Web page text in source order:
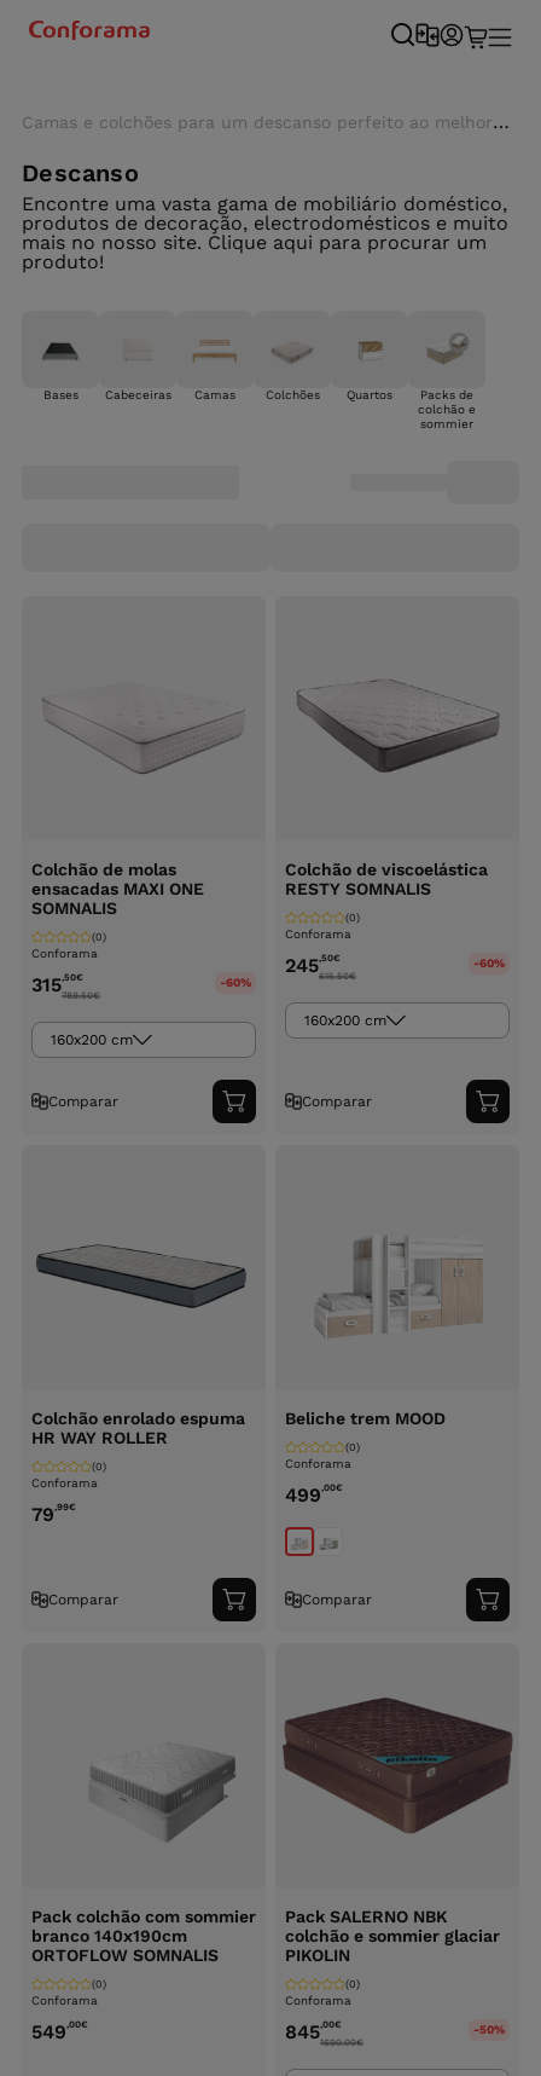
Camas e colchões para um descanso perfeito ao melhor preço - Conforama
Descanso
Encontre uma vasta gama de mobiliário doméstico,
produtos de decoração, electrodomésticos e muito
mais no nosso site. Clique aqui para procurar um
produto!
Bases Cabeceiras Camas Colchões Quartos
Packs de
colchão e
sommier
Colchão de molas
ensacadas MAXI ONE
SOMNALIS
Conforama
(0)
315,50€
789.50€
-60%
160x200 cm
Comparar
Adicionar
ao
Colchão de viscoelástica
RESTY SOMNALIS
Conforama
(0)
245,50€
615.50€
-60%
160x200 cm
Comparar
ao
Colchão enrolado espuma
HR WAY ROLLER
Conforama
(0)
79,99€
Comparar
Adicionar
ao
Beliche trem MOOD
Conforama
(0)
499,00€
Comparar
ao
Pack colchão com sommier
branco 140x190cm
ORTOFLOW SOMNALIS
Conforama
(0)
549,00€
Pack SALERNO NBK
colchão e sommier glaciar
PIKOLIN
Conforama
(0)
845,00€
1690.00€
-50%